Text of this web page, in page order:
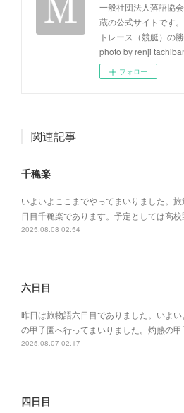
一般社団法人落語
蔵の公式サイトです
トレース（競艇）の
photo by renji
フォロー
関連記事
千穐楽
いよいよここまでやってまいりました。
日目千穐楽であります。予定としては高校
2025.08.08 02:54
六日目
昨日は旅物語六日目でありました。いよ
の甲子園へ行ってまいりました。灼熱の甲
2025.08.07 02:17
四日目